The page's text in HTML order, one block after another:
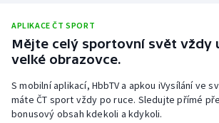
Plavání
Plážový volejbal
Ragby
APLIKACE ČT SPORT
Mějte celý sportovní svět vždy
velké obrazovce.
S mobilní aplikací, HbbTV a apkou iVysílání ve
máte ČT sport vždy po ruce. Sledujte přímé
bonusový obsah kdekoli a kdykoli.